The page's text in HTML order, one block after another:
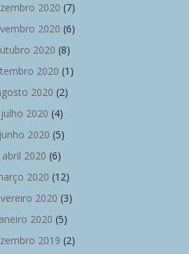
2020 (7)
2020 (6)
2020 (8)
2020 (1)
2020 (2)
julho 2020 (4)
junho 2020 (5)
abril 2020 (6)
2020 (12)
2020 (3)
2020 (5)
2019 (2)